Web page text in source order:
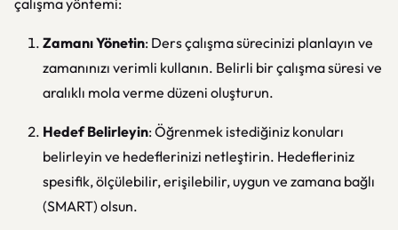
çalışma yöntemi:
Zamanı Yönetin: Ders çalışma sürecinizi planlayın ve
zamanınızı verimli kullanın. Belirli bir çalışma süresi ve
aralıklı mola verme düzeni oluşturun.
Hedef Belirleyin: Öğrenmek istediğiniz konuları
belirleyin ve hedeflerinizi netleştirin. Hedefleriniz
spesifik, ölçülebilir, erişilebilir, uygun ve zamana bağlı
(SMART) olsun.